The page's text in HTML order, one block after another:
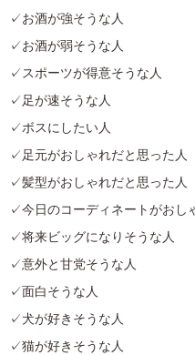
✓お酒が強そうな人
✓お酒が弱そうな人
✓スポーツが得意そうな人
✓足が速そうな人
✓ボスにしたい人
✓足元がおしゃれだと思った人
✓髪型がおしゃれだと思った人
✓今日のコーディネートがおし
✓将来ビッグになりそうな人
✓意外と甘党そうな人
✓面白そうな人
✓犬が好きそうな人
✓猫が好きそうな人